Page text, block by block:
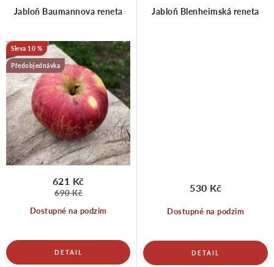
Jabloň Baumannova reneta
10 %
Předobjednávka
Dostupné na podzim
621 Kč
690 Kč
Jabloň Blenheimská reneta
Dostupné na podzim
530 Kč